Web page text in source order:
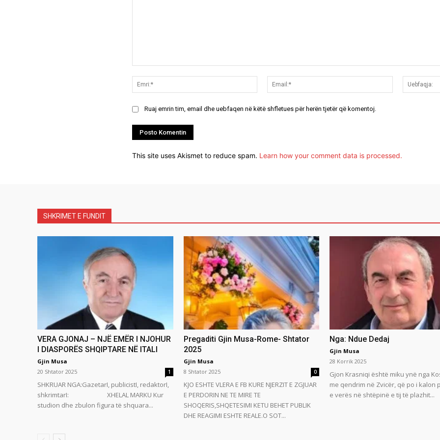
Emri:*
Email:*
Ruaj emrin tim, email dhe uebfaqen në këtë shfletues për herën tjetër që komentoj.
This site uses Akismet to reduce spam. Learn how your comment data is processed.
SHKRIMET E FUNDIT
VERA GJONAJ – NJË EMËR I NJOHUR
I DIASPORËS SHQIPTARE NË ITALI
Gjin Musa
20 Shtator 2025
1
SHKRUAR NGA:GazetarI, publicistI, redaktorI,
shkrimtarI: XHELAL MARKU Kur
studion dhe zbulon figura të shquara...
Pregaditi Gjin Musa-Rome- Shtator
2025
Gjin Musa
8 Shtator 2025
0
KJO ESHTE VLERA E FB KURE NJERZIT E ZGJUAR
E PERDORIN NE TE MIRE TE
SHOQERIS,SHQETESIMI KETU BEHET PUBLIK
DHE REAGIMI ESHTE REALE.O SOT...
Nga: Ndue Dedaj
Gjin Musa
28 Korrik 2025
Gjon Krasniqi është miku ynë nga
me qendrim në Zvicër, që po i kalon
e verës në shtëpinë e tij të plazhit...